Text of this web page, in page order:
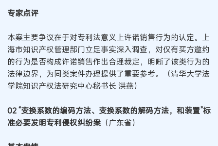
专家点评
本案主要争议在于对专利法意义上许诺销售行为的认定。上
海市知识产权管理部门立足事实深入调查，对仅有买方邀约
的行为是否构成许诺销售作出合理裁定，明晰了该类行为的
法律边界，为同类案件办理提供了重要参考。（清华大学法
学院知识产权法研究中心秘书长 洪燕）
02 “变换系数的编码方法、变换系数的解码方法，和装置”标
准必要发明专利侵权纠纷案 （广东省）